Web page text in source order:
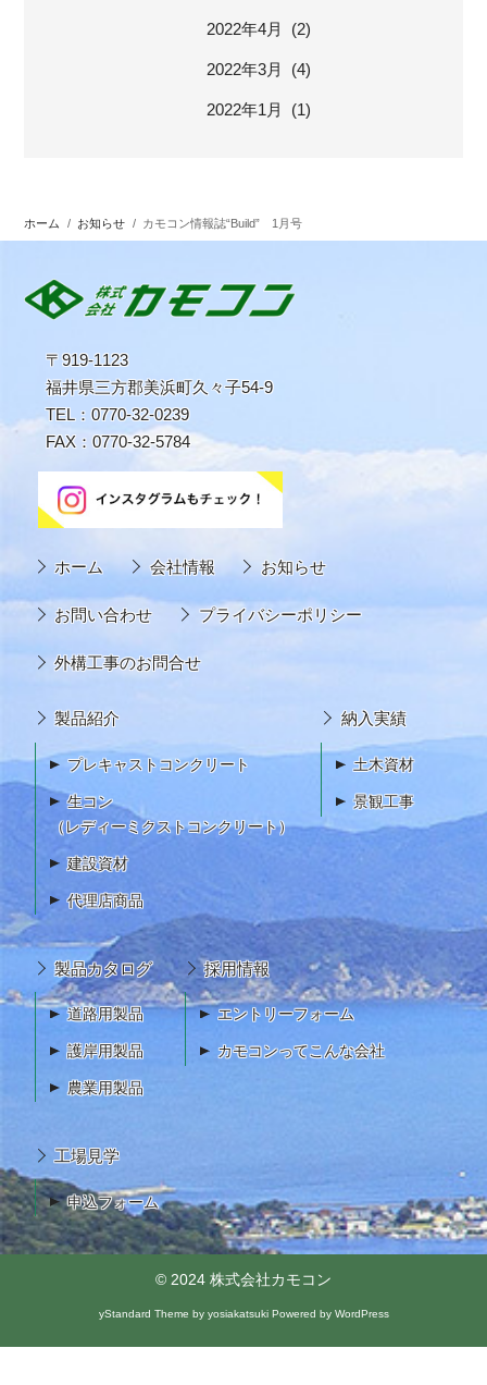
2022年4月 (2)
2022年3月 (4)
2022年1月 (1)
ホーム / お知らせ / カモコン情報誌“Build” 1月号
〒919-1123
福井県三方郡美浜町久々子54-9
TEL：0770-32-0239
FAX：0770-32-5784
ホーム 会社情報 お知らせ
お問い合わせ プライバシーポリシー
外構工事のお問合せ
製品紹介
プレキャストコンクリート
生コン
（レディーミクストコンクリート）
建設資材
代理店商品
納入実績
土木資材
景観工事
製品カタログ
道路用製品
護岸用製品
農業用製品
採用情報
エントリーフォーム
カモコンってこんな会社
工場見学
申込フォーム
© 2024 株式会社カモコン
yStandard Theme by yosiakatsukiPowered by WordPress